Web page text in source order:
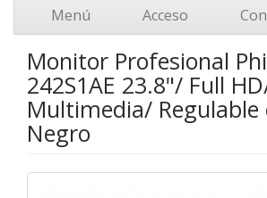
Menú Acceso
Monitor Profesional
242S1AE 23.8"/ Full
Multimedia/
Negro